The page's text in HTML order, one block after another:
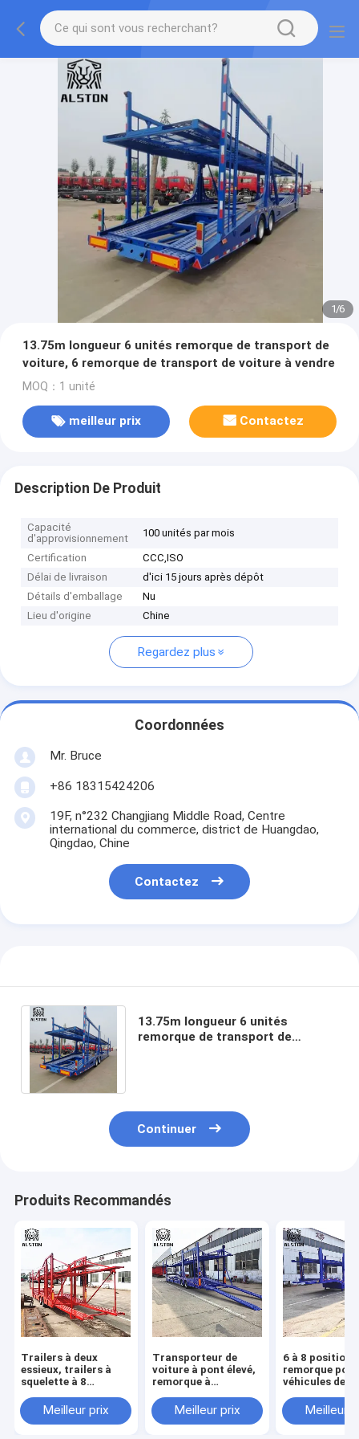
1/6
13.75m longueur 6 unités remorque de transport de
voiture, 6 remorque de transport de voiture à vendre
MOQ：1 unité
meilleur prix Contactez
Description De Produit
Capacité
d'approvisionnement
100 unités par mois
Certification
CCC,ISO
Délai de livraison
d'ici 15 jours après dépôt
Détails d'emballage
Nu
Lieu d'origine
Chine
Regardez plus
Coordonnées
Mr. Bruce
+86 18315424206
19F, n°232 Changjiang Middle Road, Centre
international du commerce, district de Huangdao,
Qingdao, Chine
Contactez
13.75m longueur 6 unités
remorque de transport de
Continuer
Produits Recommandés
Trailers à deux
essieux, trailers à
squelette à 8
supérieur et bas
Meilleur prix
Transporteur de
voiture à pont élevé,
remorque à
voiture avec faible
consommation de
Meilleur prix
6 à 8
remorque pour
véhicules de
remorque pour
véhicules de
Meilleur